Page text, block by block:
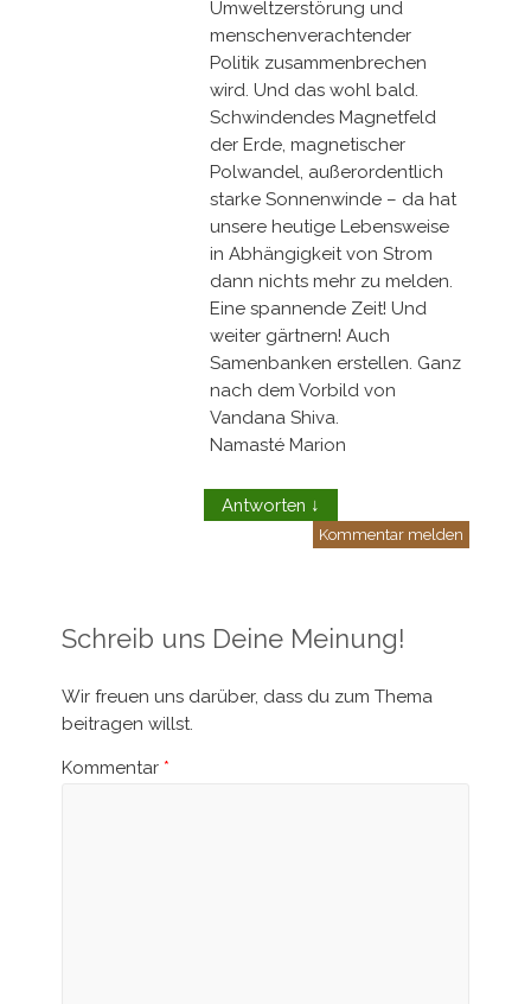
Umweltzerstörung und
menschenverachtender
Politik zusammenbrechen
wird. Und das wohl bald.
Schwindendes Magnetfeld
der Erde, magnetischer
Polwandel, außerordentlich
starke Sonnenwinde – da hat
unsere heutige Lebensweise
in Abhängigkeit von Strom
dann nichts mehr zu melden.
Eine spannende Zeit! Und
weiter gärtnern! Auch
Samenbanken erstellen. Ganz
nach dem Vorbild von
Vandana Shiva.
Namasté Marion
Antworten ↓
Kommentar melden
Schreib uns Deine Meinung!
Wir freuen uns darüber, dass du zum Thema
beitragen willst.
Kommentar *